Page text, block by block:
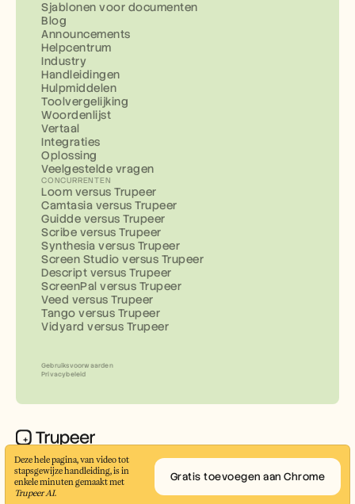
Maak professionele demovideo’s en
documentatie in enkele minuten
© 2026 Trupeer Inc.
Sjablonen voor documenten
Blog
Announcements
Helpcentrum
Industry
Handleidingen
Hulpmiddelen
Toolvergelijking
Woordenlijst
Vertaal
Integraties
Oplossing
Veelgestelde vragen
CONCURRENTEN
Loom versus Trupeer
Camtasia versus Trupeer
Guidde versus Trupeer
Scribe versus Trupeer
Synthesia versus Trupeer
Screen Studio versus Trupeer
Descript versus Trupeer
ScreenPal versus Trupeer
Veed versus Trupeer
Tango versus Trupeer
Vidyard versus Trupeer
Gebruiksvoorwaarden
Privacybeleid
Deze hele pagina, van video tot
stapsgewijze handleiding, is in
Trupeer AI.
Gratis toevoegen aan Chrome